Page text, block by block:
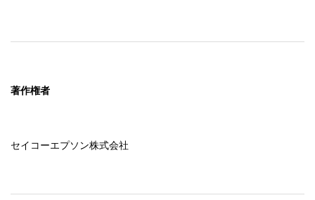
著作権者
セイコーエプソン株式会社